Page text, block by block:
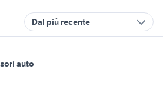
Dal più recente
auto